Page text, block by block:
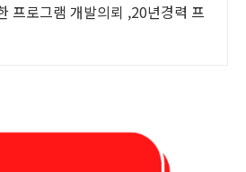
프로그램 개발의뢰 ,20년경력 프